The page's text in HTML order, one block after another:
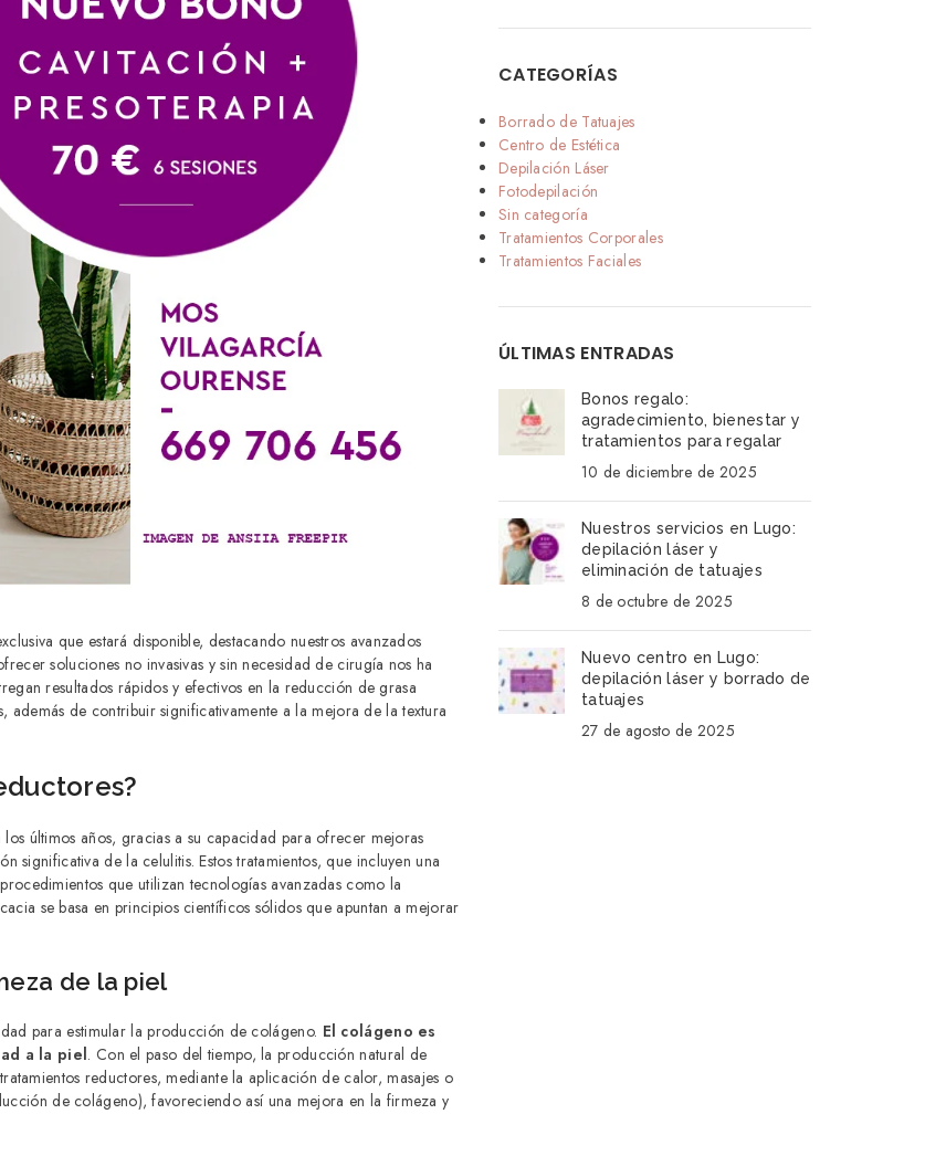
que estará disponible, destacando nuestros avanzados
soluciones no invasivas y sin necesidad de cirugía nos ha
resultados rápidos y efectivos en la reducción de grasa
de contribuir significativamente a la mejora de la textura
últimos años, gracias a su capacidad para ofrecer mejoras
significativa de la celulitis. Estos tratamientos, que incluyen una
que utilizan tecnologías avanzadas como la
se basa en principios científicos sólidos que apuntan a mejorar
de la piel
para estimular la producción de colágeno. El colágeno es
a la piel. Con el paso del tiempo, la producción natural de
reductores, mediante la aplicación de calor, masajes o
de colágeno), favoreciendo así una mejora en la firmeza y
CATEGORÍAS
Borrado de Tatuajes
Centro de Estética
Depilación Láser
Fotodepilación
Sin categoría
Tratamientos Corporales
Tratamientos Faciales
ÚLTIMAS ENTRADAS
Bonos regalo:
agradecimiento, bienestar y
tratamientos para regalar
10 de diciembre de 2025
Nuestros servicios en Lugo:
depilación láser y
eliminación de tatuajes
8 de octubre de 2025
Nuevo centro en Lugo:
depilación láser y borrado de
tatuajes
27 de agosto de 2025